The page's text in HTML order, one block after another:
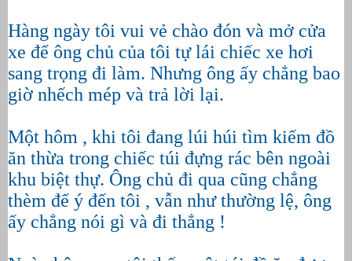
Hàng ngày tôi vui vẻ chào đón và mở cửa
xe để ông chủ của tôi tự lái chiếc xe hơi
sang trọng đi làm. Nhưng ông ấy chẳng bao
giờ nhếch mép và trả lời lại.
Một hôm , khi tôi đang lúi húi tìm kiếm đồ
ăn thừa trong chiếc túi đựng rác bên ngoài
khu biệt thự. Ông chủ đi qua cũng chẳng
thèm để ý đến tôi , vẫn như thường lệ, ông
ấy chẳng nói gì và đi thẳng !